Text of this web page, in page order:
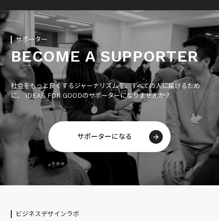
サポーター
BECOME A SUPPORTER
社会をもっと良くするジャーナリズムを、すべての人に届けるため
に、 IDEAS FOR GOODのサポーターになりませんか？
サポーターになる
ビジネスデザインラボ